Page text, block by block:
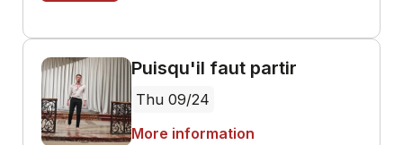
Puisqu'il faut partir
Thu 09/24
More information